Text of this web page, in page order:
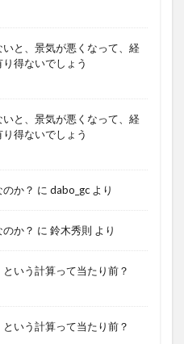
いと、景気が悪くなって、経
得ないでしょう
いと、景気が悪くなって、経
得ないでしょう
か？ に dabo_gc より
か？ に 鈴木秀則 より
いう計算って当たり前？
いう計算って当たり前？